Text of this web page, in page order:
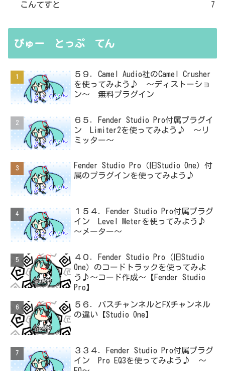
こんてすと 7
びゅー とっぷ てん
５９．Camel Audio社のCamel Crusher
を使ってみよう♪ ～ディストーショ
ン～ 無料プラグイン
６５．Fender Studio Pro付属プラグイ
ン Limiter2を使ってみよう♪ ～リ
ミッター～
Fender Studio Pro（旧Studio One）付
属のプラグインを使ってみよう♪
１５４．Fender Studio Pro付属プラグ
イン Level Meterを使ってみよう♪
～メーター～
４０．Fender Studio Pro（旧Studio
One）のコードトラックを使ってみよ
う♪～コード作成～【Fender Studio
Pro】
５６．バスチャンネルとFXチャンネル
の違い【Studio One】
３３４．Fender Studio Pro付属プラグ
イン Pro EQ3を使ってみよう♪ ～